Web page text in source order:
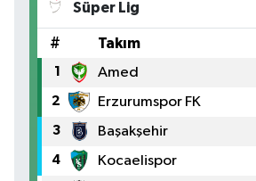
Süper Lig
# Takım
1 Amed
2 Erzurumspor FK
3 Başakşehir
4 Kocaelispor